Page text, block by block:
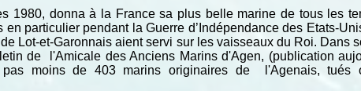
1980, donna à la France sa plus belle marine de tous les
particulier pendant la Guerre d’Indépendance des Etats-
Lot-et-Garonnais aient servi sur les vaisseaux du Roi. Dans
de l'Amicale des Anciens Marins d'Agen, (publication
moins de 403 marins originaires de l'Agenais, tués